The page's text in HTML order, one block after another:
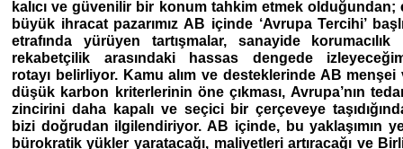
kalıcı ve güvenilir bir konum tahkim etmek olduğundan;
büyük ihracat pazarımız AB içinde ‘Avrupa Tercihi’
etrafında yürüyen tartışmalar, sanayide korumacılık
rekabetçilik arasındaki hassas dengede
rotayı belirliyor. Kamu alım ve desteklerinde AB menşei
düşük karbon kriterlerinin öne çıkması, Avrupa’nın
zincirini daha kapalı ve seçici bir çerçeveye
bizi doğrudan ilgilendiriyor. AB içinde, bu yaklaşımın
bürokratik yükler yaratacağı, maliyetleri artıracağı ve